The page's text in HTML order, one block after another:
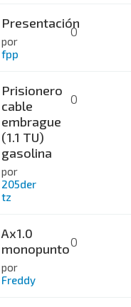
Presentación
por
fpp
0
Prisionero
cable
embrague
(1.1 TU)
gasolina
por
205der
tz
0
Ax1.0
monopunto
por
Freddy
0